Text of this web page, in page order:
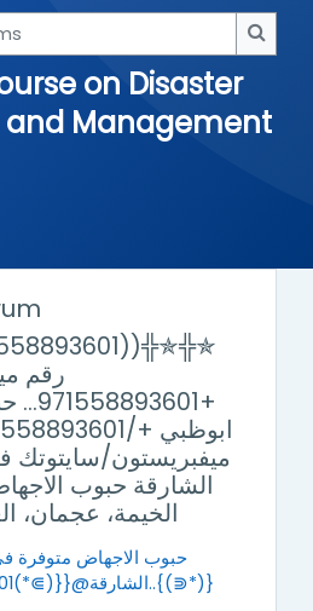
on Disaster
and Management
ميفبريستون/
الشارقة حبوب
الخيمة، عجمان،
الشارقة@{{(⋑*)00971558893601..{(⋑*)}